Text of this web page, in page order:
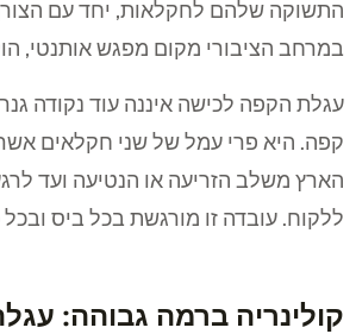
התשוקה שלהם לחקלאות, יחד עם
במרחב הציבורי מקום מפגש אותנטי,
עגלת הקפה לכישה איננה עוד נקודה
קפה. היא פרי עמל של שני חקלאים
הארץ משלב הזריעה או הנטיעה ועד
ללקוח. עובדה זו מורגשת בכל ביס
קולינריה ברמה גבוהה: